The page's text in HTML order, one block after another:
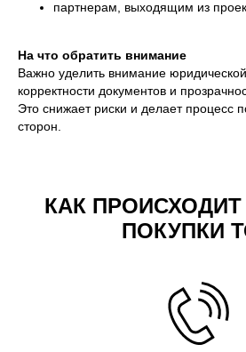
партнерам, выходящим из
На что обратить внимание
Важно уделить внимание
корректности документов и
Это снижает риски и делает процесс
сторон.
КАК
ПОКУПКИ